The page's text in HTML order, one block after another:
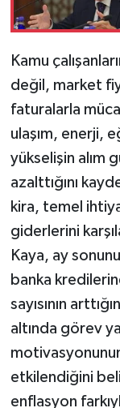
Kamu
değil, market
faturalarla
ulaşım, enerji,
yükselişin alım
azalttığını
kira, temel
giderlerini
Kaya, ay
banka
sayısının
altında görev
etkilendiğini
enflasyon